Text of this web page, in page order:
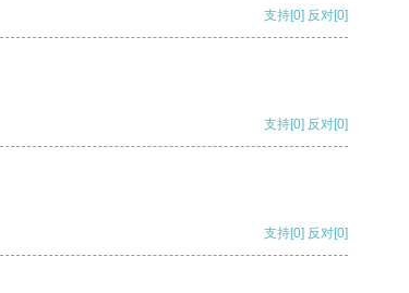
支持[0] 反对[0]
支持[0] 反对[0]
支持[0] 反对[0]